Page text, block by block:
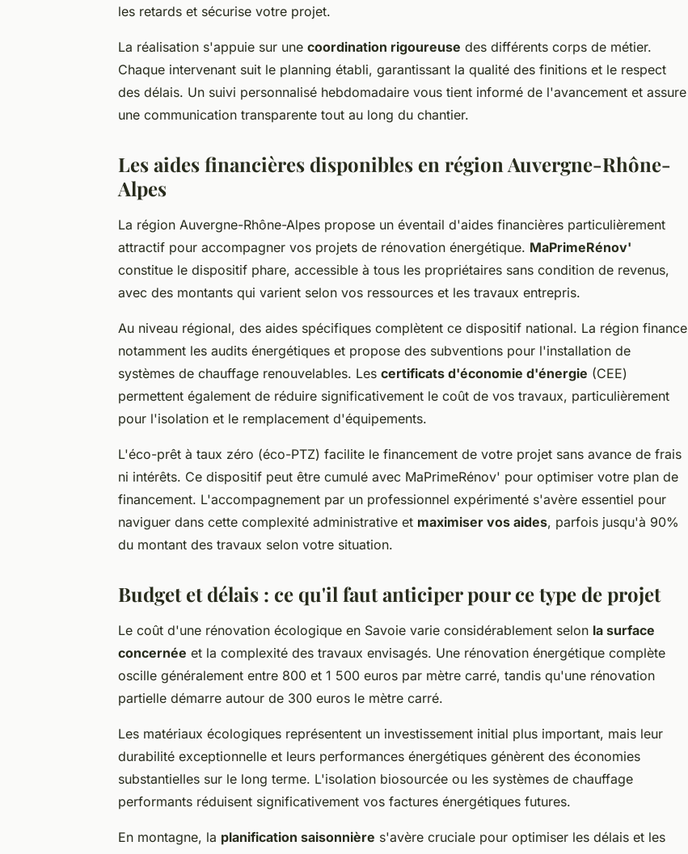
les retards et sécurise votre projet.
La réalisation s'appuie sur une coordination rigoureuse des différents corps de métier.
Chaque intervenant suit le planning établi, garantissant la qualité des finitions et le respect
des délais. Un suivi personnalisé hebdomadaire vous tient informé de l'avancement et assure
une communication transparente tout au long du chantier.
Les aides financières disponibles en région Auvergne-Rhône-
Alpes
La région Auvergne-Rhône-Alpes propose un éventail d'aides financières particulièrement
attractif pour accompagner vos projets de rénovation énergétique. MaPrimeRénov'
constitue le dispositif phare, accessible à tous les propriétaires sans condition de revenus,
avec des montants qui varient selon vos ressources et les travaux entrepris.
Au niveau régional, des aides spécifiques complètent ce dispositif national. La région finance
notamment les audits énergétiques et propose des subventions pour l'installation de
systèmes de chauffage renouvelables. Les certificats d'économie d'énergie (CEE)
permettent également de réduire significativement le coût de vos travaux, particulièrement
pour l'isolation et le remplacement d'équipements.
L'éco-prêt à taux zéro (éco-PTZ) facilite le financement de votre projet sans avance de frais
ni intérêts. Ce dispositif peut être cumulé avec MaPrimeRénov' pour optimiser votre plan de
financement. L'accompagnement par un professionnel expérimenté s'avère essentiel pour
naviguer dans cette complexité administrative et maximiser vos aides, parfois jusqu'à 90%
du montant des travaux selon votre situation.
Budget et délais : ce qu'il faut anticiper pour ce type de projet
Le coût d'une rénovation écologique en Savoie varie considérablement selon la surface
concernée et la complexité des travaux envisagés. Une rénovation énergétique complète
oscille généralement entre 800 et 1 500 euros par mètre carré, tandis qu'une rénovation
partielle démarre autour de 300 euros le mètre carré.
Les matériaux écologiques représentent un investissement initial plus important, mais leur
durabilité exceptionnelle et leurs performances énergétiques génèrent des économies
substantielles sur le long terme. L'isolation biosourcée ou les systèmes de chauffage
performants réduisent significativement vos factures énergétiques futures.
En montagne, la planification saisonnière s'avère cruciale pour optimiser les délais et les